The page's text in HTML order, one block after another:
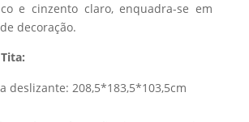
e cinzento claro, enquadra-se em
decoração.
deslizante: 208,5*183,5*103,5cm